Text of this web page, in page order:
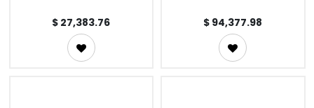
$ 27,383.76 $ 94,377.98